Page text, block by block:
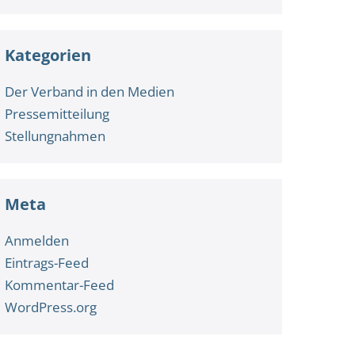
Kategorien
Der Verband in den Medien
Pressemitteilung
Stellungnahmen
Meta
Anmelden
Eintrags-Feed
Kommentar-Feed
WordPress.org